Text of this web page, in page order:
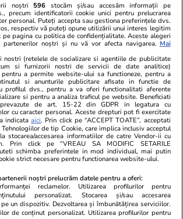
ELLE
Gazeta Sporturilor
Stiri mondene
Calculator sarcina
Ajută Copiii
Locuri de muncă
Imobiliare.ro
Jobradar24
Imoradar24
Colecții Libertatea
Decizia ONJN nr. 821/25.09.2025.
noroc sunt interzise minorilor.
Romania. Toate drepturile rezervate
noștri 596 stocăm și/sau accesăm informații pe
precum identificatorii cookie unici pentru prelucrarea
personal. Puteți accepta sau gestiona preferințele dvs.
respectiv vă puteți opune utilizării unui interes legitim
pe pagina cu politica de confidențialitate. Aceste alegeri
noștri și nu vă vor afecta navigarea. Mai
nostri (retelele de socializare si agentiile de publicitate
si furnizorii nostri de servicii de date analitice)
a permite website-ului sa functioneze, pentru a
si anunturile publicitare afisate in functie de
profilul dvs., pentru a va oferi functionalitati aferente
si pentru a analiza traficul pe website. Beneficiati
de art. 15-22 din GDPR in legatura cu
cu caracter personal. Aceste drepturi pot fi exercitate
indicataaici. Prin click pe “ACCEPT TOATE”, acceptati
de tip Cookie, care implica inclusiv acceptul
stocarea/accesarea informatiilor de catre Vendor-ii cu
Prin click pe “VREAU SA MODIFIC SETARILE
schimba preferintele in mod individual, mai putin
strict necesare pentru functionarea website-ului.
noștri prelucrăm datele pentru a oferi:
reclamelor. Utilizarea profilurilor pentru
personalizat. Stocarea și/sau accesarea
un dispozitiv. Dezvoltarea și îmbunătățirea serviciilor.
de conținut personalizat. Utilizarea profilurilor pentru